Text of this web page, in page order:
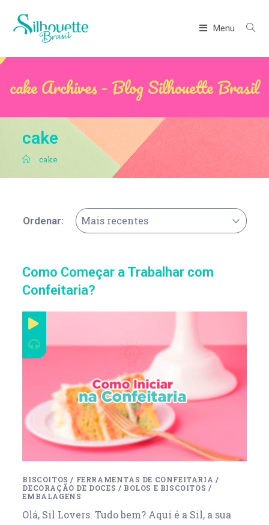
Menu
cake Archives - Blog Silhouette Brasil
cake
. cake
Ordenar: Mais recentes
Como Começar a Trabalhar com
Confeitaria?
BISCOITOS / FERRAMENTAS DE CONFEITARIA /
DECORAÇÃO DE DOCES / BOLOS E BISCOITOS /
EMBALAGENS
Olá, Sil Lovers. Tudo bem? Aqui é a Sil, a sua